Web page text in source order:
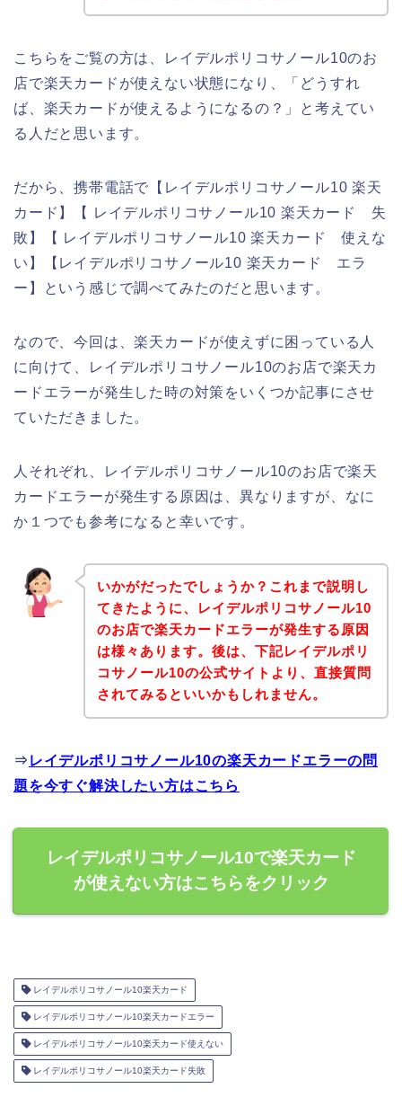
こちらをご覧の方は、レイデルポリコサノール10のお
店で楽天カードが使えない状態になり、「どうすれ
ば、楽天カードが使えるようになるの？」と考えてい
る人だと思います。
だから、携帯電話で【レイデルポリコサノール10 楽天
カード】【 レイデルポリコサノール10 楽天カード 失
敗】【 レイデルポリコサノール10 楽天カード 使えな
い】【レイデルポリコサノール10 楽天カード エラ
ー】という感じで調べてみたのだと思います。
なので、今回は、楽天カードが使えずに困っている人
に向けて、レイデルポリコサノール10のお店で楽天カ
ードエラーが発生した時の対策をいくつか記事にさせ
ていただきました。
人それぞれ、レイデルポリコサノール10のお店で楽天
カードエラーが発生する原因は、異なりますが、なに
か１つでも参考になると幸いです。
いかがだったでしょうか？これまで説明し
てきたように、レイデルポリコサノール10
のお店で楽天カードエラーが発生する原因
は様々あります。後は、下記レイデルポリ
コサノール10の公式サイトより、直接質問
されてみるといいかもしれません。
⇒ レイデルポリコサノール10の楽天カードエラーの問
題を今すぐ解決したい方はこちら
レイデルポリコサノール10で楽天カード
が使えない方はこちらをクリック
レイデルポリコサノール10楽天カード
レイデルポリコサノール10楽天カードエラー
レイデルポリコサノール10楽天カード使えない
レイデルポリコサノール10楽天カード失敗